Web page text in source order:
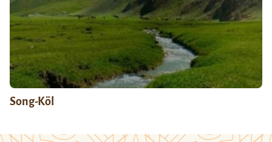
Song-Köl